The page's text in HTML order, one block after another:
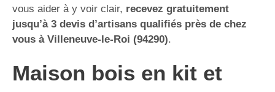
vous aider à y voir clair, recevez gratuitement
jusqu’à 3 devis d’artisans qualifiés près de chez
vous à Villeneuve-le-Roi (94290).
Maison bois en kit et